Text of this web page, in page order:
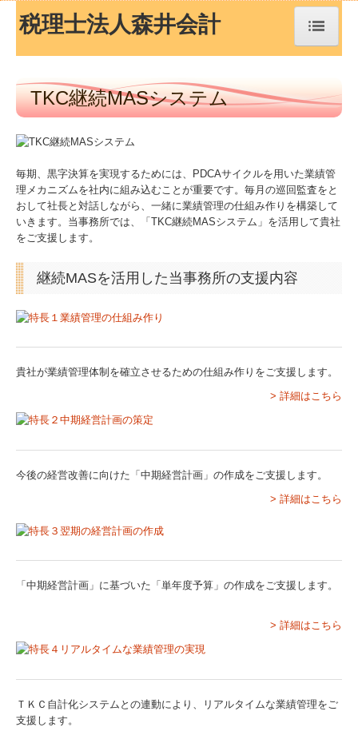
トップページ
TKCシステムQ&A
経営改善オンデマンド講座
経営者お役立ち情報
事務所紹介
経営理念
交通案内
リンク集
補助金・助成金・融資情報
関与先向け融資商品ご紹介
継続MASシステム
税理士法人森井会計
TKC継続MASシステム
毎期、黒字決算を実現するためには、PDCAサイクルを用いた業績管
理メカニズムを社内に組み込むことが重要です。毎月の巡回監査をと
おして社長と対話しながら、一緒に業績管理の仕組み作りを構築して
いきます。当事務所では、「TKC継続MASシステム」を活用して貴社
をご支援します。
継続MASを活用した当事務所の支援内容
貴社が業績管理体制を確立させるための仕組み作りをご支援します。
> 詳細はこちら
今後の経営改善に向けた「中期経営計画」の作成をご支援します。
> 詳細はこちら
「中期経営計画」に基づいた「単年度予算」の作成をご支援します。
> 詳細はこちら
ＴＫＣ自計化システムとの連動により、リアルタイムな業績管理をご
支援します。